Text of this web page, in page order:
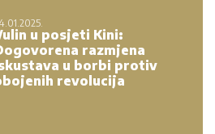
u posjeti Kini:
razmjena
u borbi protiv
revolucija